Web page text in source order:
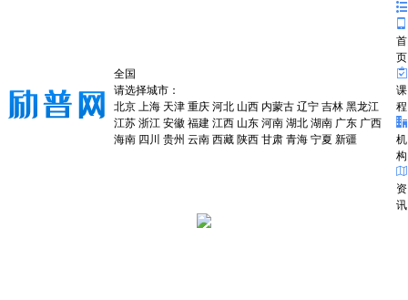
全国
请选择城市：
北京 上海 天津 重庆 河北 山西 内蒙古 辽宁 吉林 黑龙江
江苏 浙江 安徽 福建 江西 山东 河南 湖北 湖南 广东 广西
海南 四川 贵州 云南 西藏 陕西 甘肃 青海 宁夏 新疆
首
页
课
程
机
构
资
讯